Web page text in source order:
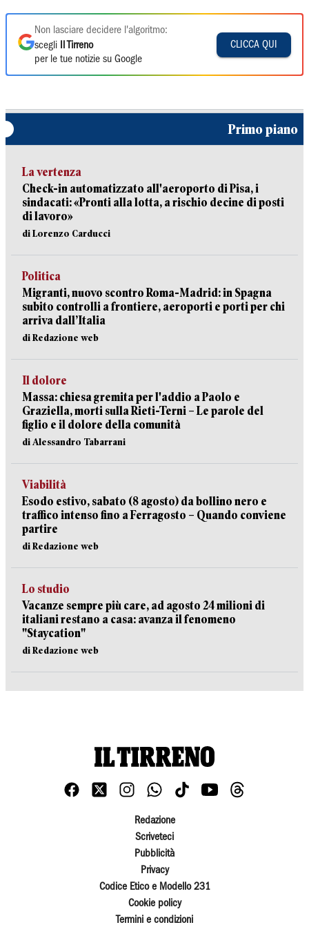
Non lasciare decidere l'algoritmo:
scegli
Il Tirreno
per le tue notizie su Google
CLICCA QUI
Primo piano
La vertenza
Check-in automatizzato all'aeroporto di Pisa, i
sindacati: «Pronti alla lotta, a rischio decine di posti
di lavoro»
di Lorenzo Carducci
Politica
Migranti, nuovo scontro Roma-Madrid: in Spagna
subito controlli a frontiere, aeroporti e porti per chi
arriva dall’Italia
di Redazione web
Il dolore
Massa: chiesa gremita per l'addio a Paolo e
Graziella, morti sulla Rieti-Terni – Le parole del
figlio e il dolore della comunità
di Alessandro Tabarrani
Viabilità
Esodo estivo, sabato (8 agosto) da bollino nero e
traffico intenso fino a Ferragosto – Quando conviene
partire
di Redazione web
Lo studio
Vacanze sempre più care, ad agosto 24 milioni di
italiani restano a casa: avanza il fenomeno
"Staycation"
di Redazione web
Redazione
Scriveteci
Pubblicità
Privacy
Codice Etico e Modello 231
Cookie policy
Termini e condizioni